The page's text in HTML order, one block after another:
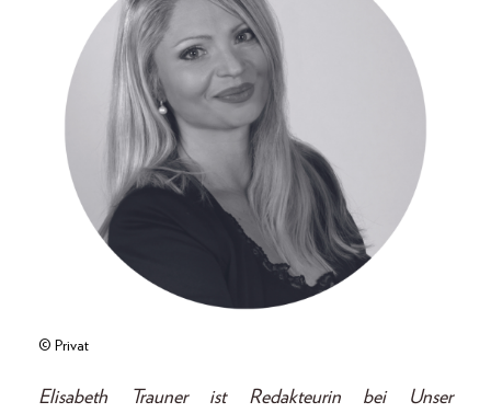
© Privat
Elisabeth Trauner ist Redakteurin bei Unser